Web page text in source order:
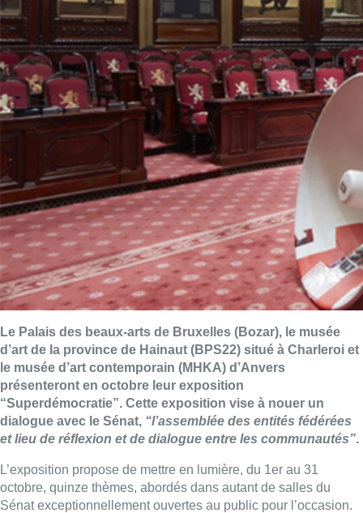
Le Palais des beaux-arts de Bruxelles (Bozar), le musée
d’art de la province de Hainaut (BPS22) situé à Charleroi et
le musée d’art contemporain (MHKA) d’Anvers
présenteront en octobre leur exposition
“Superdémocratie”. Cette exposition vise à nouer un
dialogue avec le Sénat, “l’assemblée des entités fédérées
et lieu de réflexion et de dialogue entre les communautés”.
L’exposition propose de mettre en lumière, du 1er au 31
octobre, quinze thèmes, abordés dans autant de salles du
Sénat exceptionnellement ouvertes au public pour l’occasion.